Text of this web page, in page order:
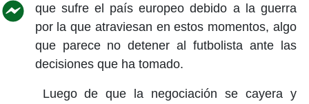
que sufre el país europeo debido a la guerra
por la que atraviesan en estos momentos, algo
que parece no detener al futbolista ante las
decisiones que ha tomado.
Luego de que la negociación se cayera y